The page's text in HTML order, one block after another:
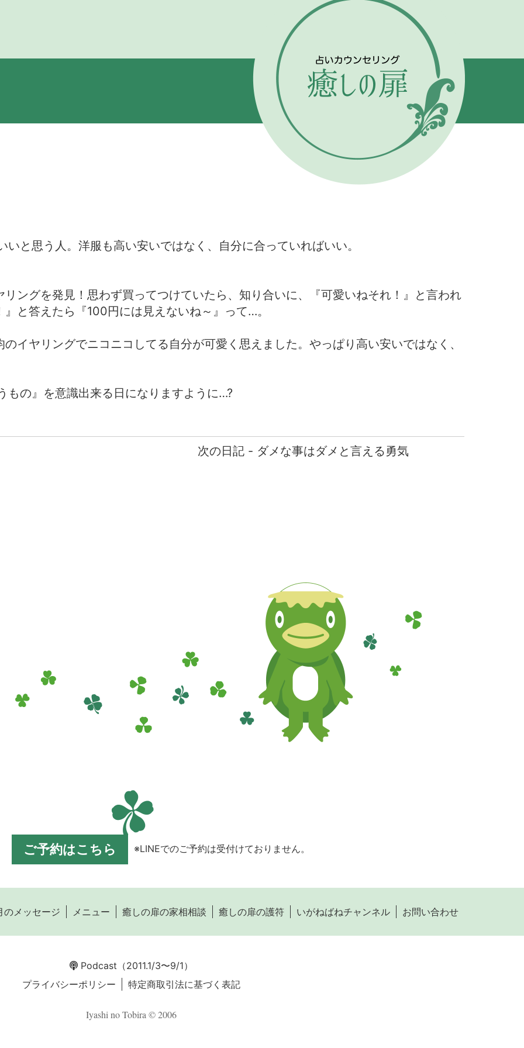
と思う人。洋服も高い安いではなく、自分に合っていればいい。
ングを発見！思わず買ってつけていたら、知り合いに、『可愛いねそれ！』と言われ
と答えたら『100円には見えないね～』って…。
イヤリングでニコニコしてる自分が可愛く思えました。やっぱり高い安いではなく、
もの』を意識出来る日になりますように…?
次の日記 - ダメな事はダメと言える勇気
ご予約はこちら ※LINEでのご予約は受付けておりません。
のメッセージ メニュー 癒しの扉の家相相談 癒しの扉の護符 いがねばねチャンネル お問い合わせ
Podcast （2011.1/3〜9/1）
プライバシーポリシー 特定商取引法に基づく表記
Iyashi no Tobira © 2006